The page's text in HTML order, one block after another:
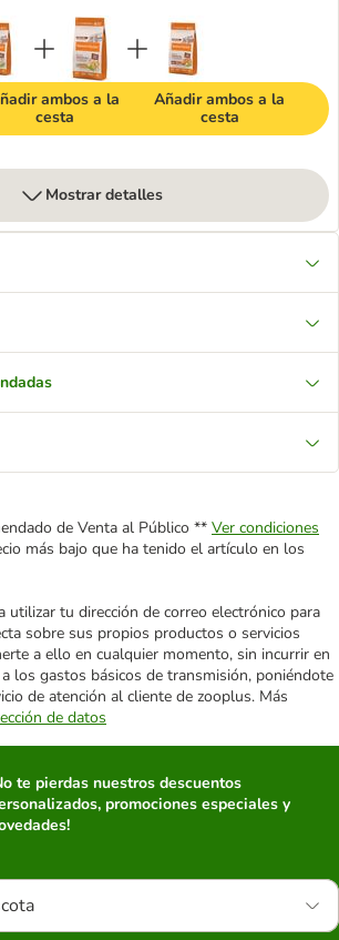
ambos a la
cesta
Añadir ambos a la
cesta
Mostrar detalles
de Venta al Público ** Ver condiciones
más bajo que ha tenido el artículo en los
utilizar tu dirección de correo electrónico para
sobre sus propios productos o servicios
a ello en cualquier momento, sin incurrir en
los gastos básicos de transmisión, poniéndote
de atención al cliente de zooplus. Más
de datos
te pierdas nuestros descuentos
promociones especiales y